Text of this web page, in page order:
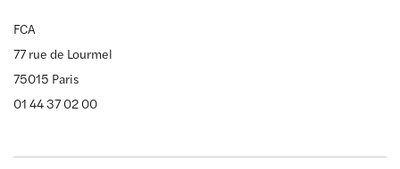
FCA
77 rue de Lourmel
75015 Paris
01 44 37 02 00